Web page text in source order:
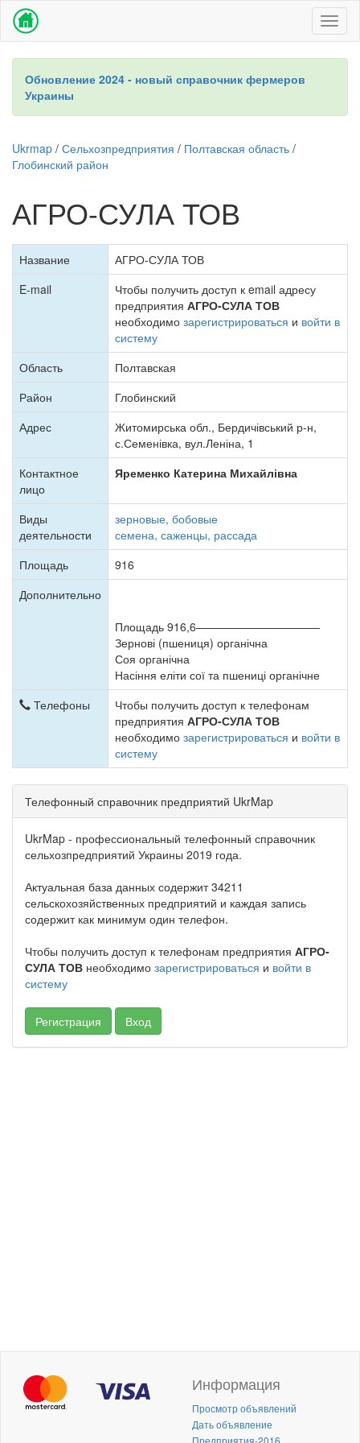
Обновление 2024 - новый справочник фермеров
Украины
Ukrmap / Сельхозпредприятия / Полтавская область /
Глобинский район
АГРО-СУЛА ТОВ
Название
АГРО-СУЛА ТОВ
E-mail
Чтобы получить доступ к email адресу
предприятия АГРО-СУЛА ТОВ
необходимо зарегистрироваться и войти в
систему
Область
Полтавская
Район
Глобинский
Адрес
Житомирська обл., Бердичівський р-н,
с.Семенівка, вул.Леніна, 1
Контактное
лицо
Яременко Катерина Михайлівна
Виды
деятельности
зерновые, бобовые
семена, саженцы, рассада
Площадь
916
Дополнительно
Площадь 916,6———————————
Зернові (пшениця) органічна
Соя органічна
Насіння еліти сої та пшениці органічне
Телефоны
Чтобы получить доступ к телефонам
предприятия АГРО-СУЛА ТОВ
необходимо зарегистрироваться и войти в
систему
Телефонный справочник предприятий UkrMap
UkrMap - профессиональный телефонный справочник
сельхозпредприятий Украины 2019 года.
Актуальная база данных содержит 34211
сельскохозяйственных предприятий и каждая запись
содержит как минимум один телефон.
Чтобы получить доступ к телефонам предприятия АГРО-
СУЛА ТОВ необходимо зарегистрироваться и войти в
систему
Регистрация Вход
Информация
Просмотр объявлений
Дать объявление
Предприятия-2016